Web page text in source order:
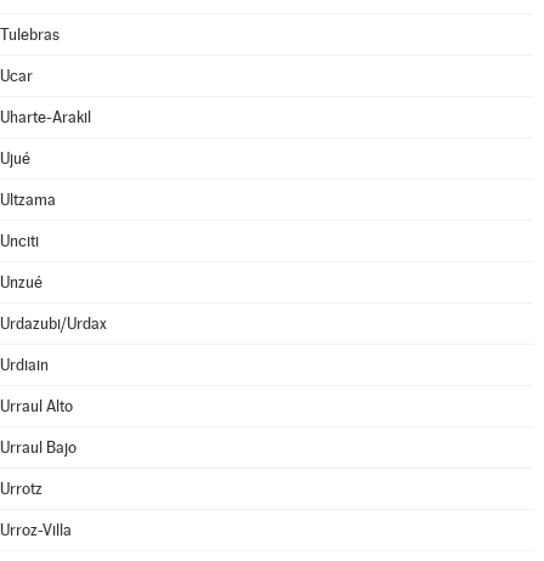
Tulebras
Ucar
Uharte-Arakil
Ujué
Ultzama
Unciti
Unzué
Urdazubi/Urdax
Urdiain
Urraul Alto
Urraul Bajo
Urrotz
Urroz-Villa